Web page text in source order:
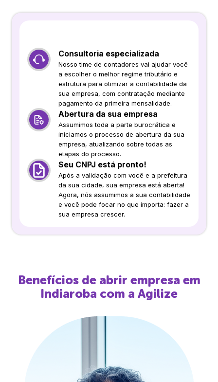
Consultoria especializada
Nosso time de contadores vai ajudar você
a escolher o melhor regime tributário e
estrutura para otimizar a contabilidade da
sua empresa, com contratação mediante
pagamento da primeira mensalidade.
Abertura da sua empresa
Assumimos toda a parte burocrática e
iniciamos o processo de abertura da sua
empresa, atualizando sobre todas as
etapas do processo.
Seu CNPJ está pronto!
Após a validação com você e a prefeitura
da sua cidade, sua empresa está aberta!
Agora, nós assumimos a sua contabilidade
e você pode focar no que importa: fazer a
sua empresa crescer.
Benefícios de abrir empresa em
Indiaroba com a Agilize